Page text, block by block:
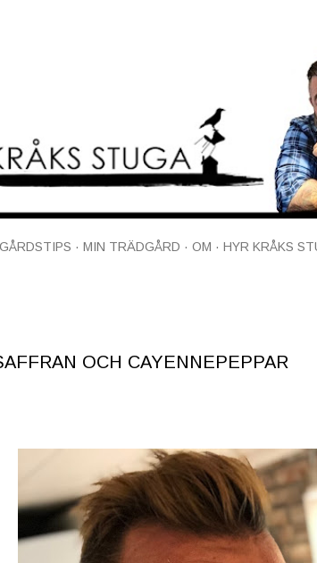
MIN TRÄDGÅRD OM HYR KRÅKS
OCH CAYENNEPEPPAR